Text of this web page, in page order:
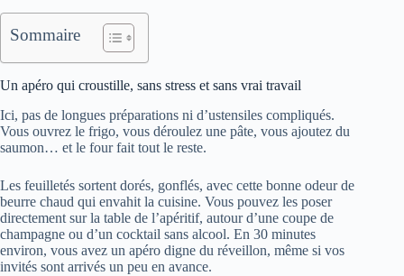
Sommaire
Un apéro qui croustille, sans stress et sans vrai travail
Ici, pas de longues préparations ni d’ustensiles compliqués.
Vous ouvrez le frigo, vous déroulez une pâte, vous ajoutez du
saumon… et le four fait tout le reste.
Les feuilletés sortent dorés, gonflés, avec cette bonne odeur de
beurre chaud qui envahit la cuisine. Vous pouvez les poser
directement sur la table de l’apéritif, autour d’une coupe de
champagne ou d’un cocktail sans alcool. En 30 minutes
environ, vous avez un apéro digne du réveillon, même si vos
invités sont arrivés un peu en avance.